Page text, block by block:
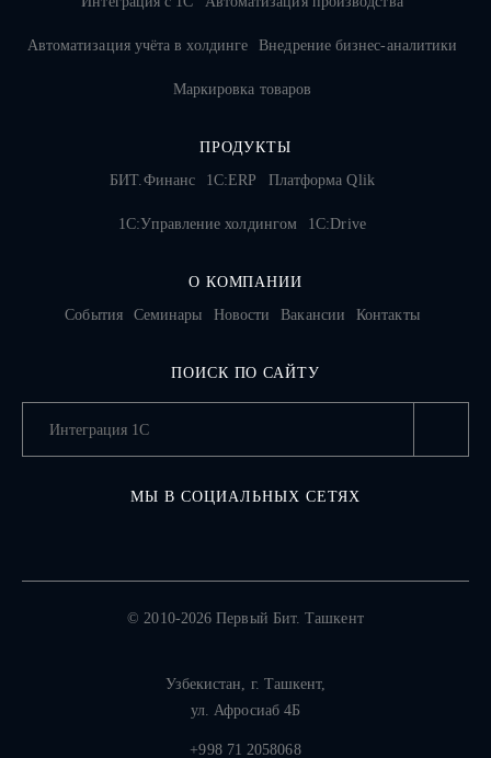
Автоматизация учёта в холдинге Внедрение бизнес-аналитики
Маркировка товаров
ПРОДУКТЫ
БИТ.Финанс
1С:ERP Платформа Qlik
1С:Управление холдингом 1C:Drive
О КОМПАНИИ
События
Семинары Новости Вакансии Контакты
ПОИСК ПО САЙТУ
МЫ В СОЦИАЛЬНЫХ СЕТЯХ
© 2010-2026 Первый Бит. Ташкент
Узбекистан, г. Ташкент,
ул. Афросиаб 4Б
+998 71 2058068